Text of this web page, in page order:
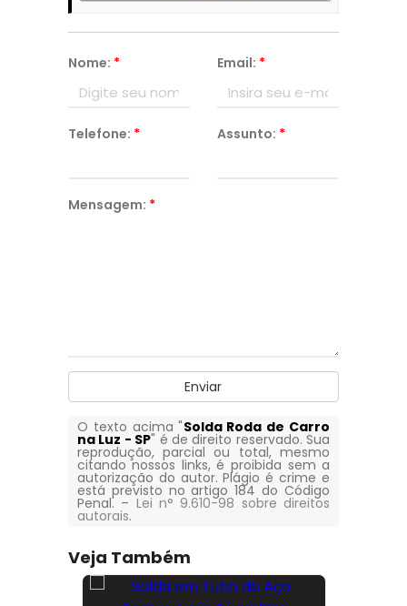
Nome: * Email: *
Telefone: * Assunto: *
Mensagem: *
Enviar
O texto acima "Solda Roda de Carro
na Luz - SP" é de direito reservado. Sua
reprodução, parcial ou total, mesmo
citando nossos links, é proibida sem a
autorização do autor. Plágio é crime e
está previsto no artigo 184 do Código
Penal. – Lei n° 9.610-98 sobre direitos
autorais.
Veja Também